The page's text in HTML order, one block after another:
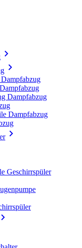


Dampfabzug
Dampfabzug

Geschirrspüler
